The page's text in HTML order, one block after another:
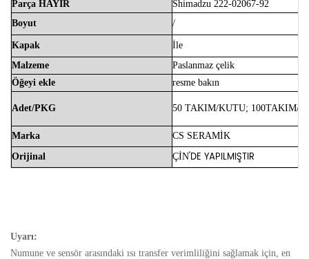
Parça HAYIR
Shimadzu 222-02067-92
Boyut
/
Kapak
İle
Malzeme
Paslanmaz çelik
Öğeyi ekle
resme bakın
Adet/PKG 50 TAKIM/KUTU; 100TAKIM/
Marka CS SERAMİK
Orijinal
ÇİN'DE YAPILMIŞTIR
Uyarı:
Numune ve sensör arasındaki ısı transfer verimliliğini sağlamak için, en